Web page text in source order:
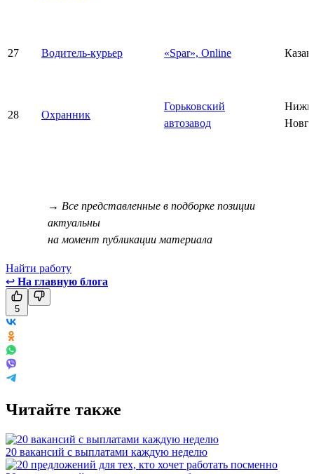
27 Водитель-курьер «Spar», Online
28 Охранник
Горьковский
автозавод
→ Все представленные в подборке позиции
актуальны
на момент публикации материала
Найти работу
↩ На главную блога
5
Читайте также
20 вакансий с выплатами каждую неделю